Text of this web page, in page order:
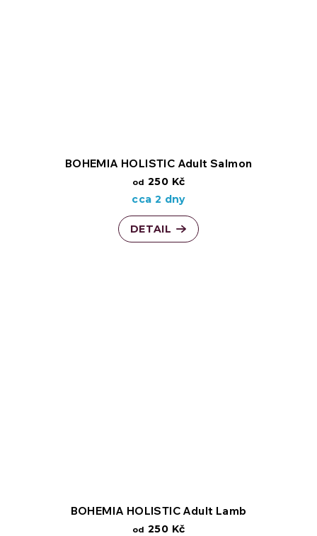
BOHEMIA HOLISTIC Adult Salmon
od 250 Kč
cca 2 dny
DETAIL
BOHEMIA HOLISTIC Adult Lamb
od 250 Kč